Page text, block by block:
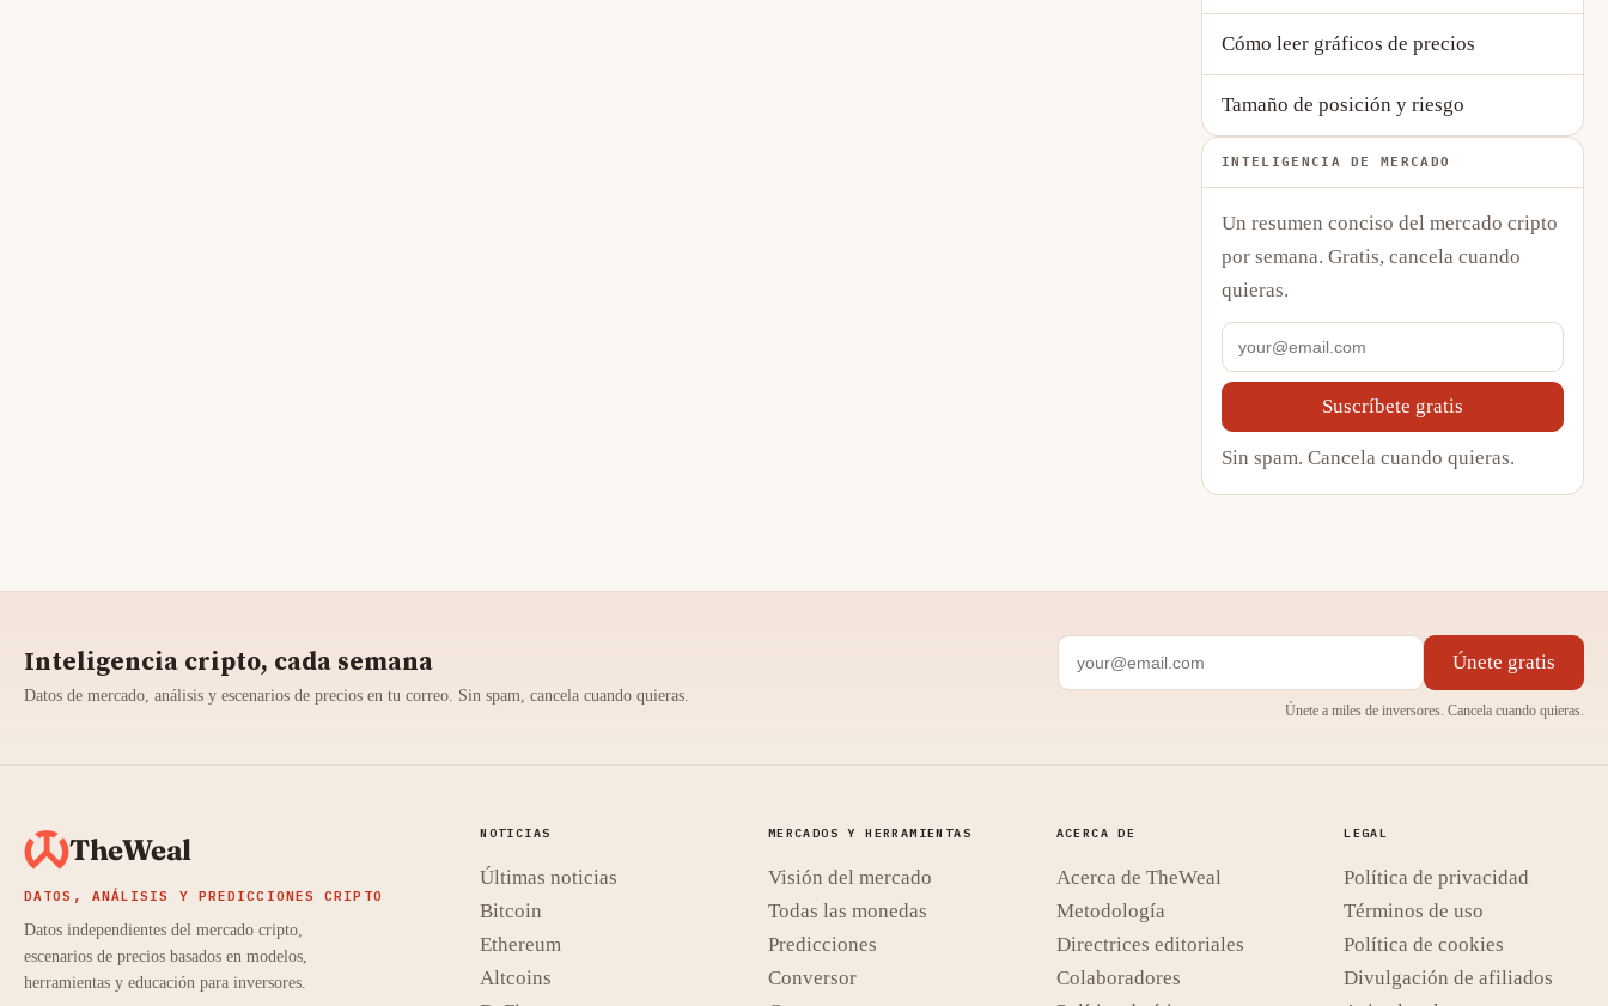
Cómo leer gráficos de precios
Tamaño de posición y riesgo
INTELIGENCIA DE MERCADO
Un resumen conciso del mercado cripto
por semana. Gratis, cancela cuando
quieras.
Suscríbete gratis
Sin spam. Cancela cuando quieras.
Inteligencia cripto, cada semana
Datos de mercado, análisis y escenarios de precios en tu correo. Sin spam, cancela cuando quieras.
Únete gratis
Únete a miles de inversores. Cancela cuando quieras.
TheWeal
DATOS, ANÁLISIS Y PREDICCIONES CRIPTO
Datos independientes del mercado cripto,
escenarios de precios basados en modelos,
herramientas y educación para inversores.
NOTICIAS
Últimas noticias
Bitcoin
Ethereum
Altcoins
MERCADOS Y HERRAMIENTAS
Visión del mercado
Todas las monedas
Predicciones
Conversor
ACERCA DE
Acerca de TheWeal
Metodología
Directrices editoriales
Colaboradores
LEGAL
Política de privacidad
Términos de uso
Política de cookies
Divulgación de afiliados